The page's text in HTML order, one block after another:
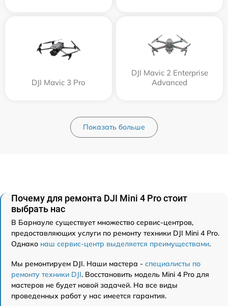
DJI Mavic 3 Pro
DJI Mavic 2 Enterprise
Advanced
Показать больше
Почему для ремонта DJI Mini 4 Pro стоит
выбрать нас
В Барнауле существует множество сервис-центров,
предоставляющих услуги по ремонту техники DJI Mini 4 Pro.
Однако наш сервис-центр выделяется преимуществами.
Мы ремонтируем DJI. Наши мастера - специалисты по
ремонту техники DJI. Восстановить модель Mini 4 Pro для
мастеров не будет новой задачей. На все виды
проведенных работ у нас имеется гарантия.